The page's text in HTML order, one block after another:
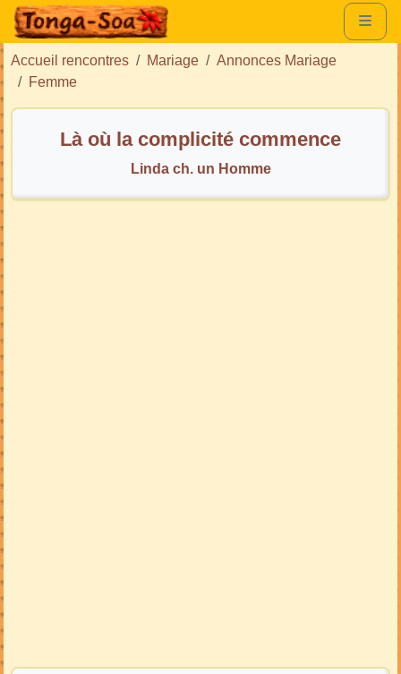
Accueil rencontres Mariage
Annonces Mariage
Femme
Là où la complicité commence
Linda ch. un Homme